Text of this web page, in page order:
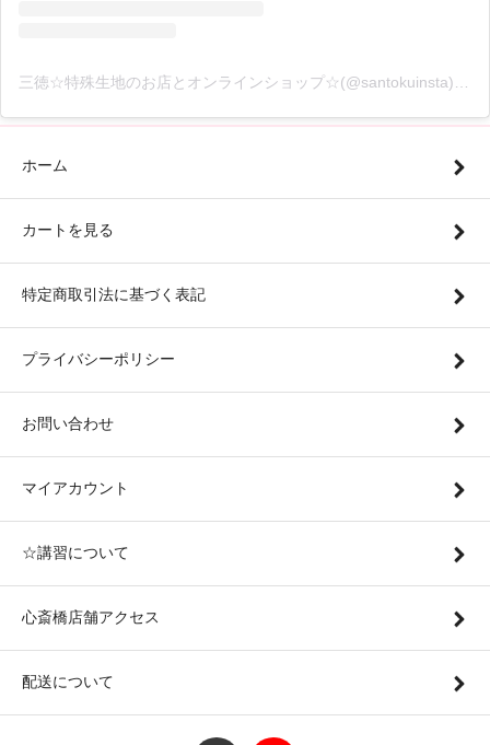
三徳☆特殊生地のお店とオンラインショップ☆(@santokuinsta)がシェアした投稿
ホーム
カートを見る
特定商取引法に基づく表記
プライバシーポリシー
お問い合わせ
マイアカウント
☆講習について
心斎橋店舗アクセス
配送について